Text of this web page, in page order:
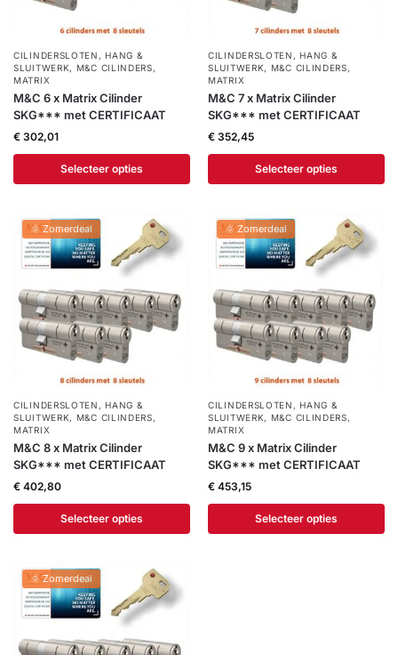
CILINDERSLOTEN ,HANG &
SLUITWERK, M&C CILINDERS,
MATRIX
M&C 6 x Matrix Cilinder
SKG*** met CERTIFICAAT
€ 302,01
Selecteer opties
CILINDERSLOTEN ,HANG &
SLUITWERK, M&C CILINDERS,
MATRIX
M&C 7 x Matrix Cilinder
SKG*** met CERTIFICAAT
€ 352,45
Selecteer opties
🌞 Zomerdeal
CILINDERSLOTEN ,HANG &
SLUITWERK, M&C CILINDERS,
MATRIX
M&C 8 x Matrix Cilinder
SKG*** met CERTIFICAAT
€ 402,80
Selecteer opties
🌞 Zomerdeal
CILINDERSLOTEN ,HANG &
SLUITWERK, M&C CILINDERS,
MATRIX
M&C 9 x Matrix Cilinder
SKG*** met CERTIFICAAT
€ 453,15
Selecteer opties
🌞 Zomerdeal